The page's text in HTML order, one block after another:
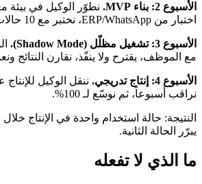
الأسبوع 2: بناء MVP.
نطوّر الوكيل في بيئة
اختبار من ERP/WhatsApp، نختبر مع 10 حالات حقيقية.
الأسبوع 3: تشغيل مظلّل (Shadow Mode).
مع الموظف، يقترح ولا ينفّذ، نقارن النتائج
الأسبوع 4: إنتاج تدريجي.
نراقب أسبوعاً، ثم نوسّع لـ 100%.
النتيجة: حالة استخدام واحدة في الإنتاج
يبرّر الحالة الثانية.
ما الذي لا تفعله